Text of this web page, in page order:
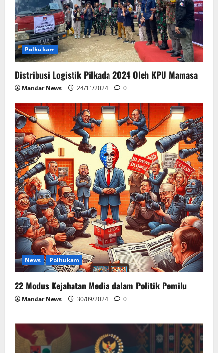
Polhukam
Distribusi Logistik Pilkada 2024 Oleh KPU Mamasa
Mandar News 24/11/2024 0
News Polhukam
22 Modus Kejahatan Media dalam Politik Pemilu
Mandar News 30/09/2024 0